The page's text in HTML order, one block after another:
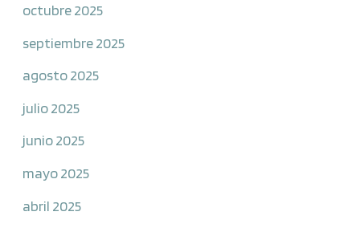
octubre 2025
septiembre 2025
agosto 2025
julio 2025
junio 2025
mayo 2025
abril 2025